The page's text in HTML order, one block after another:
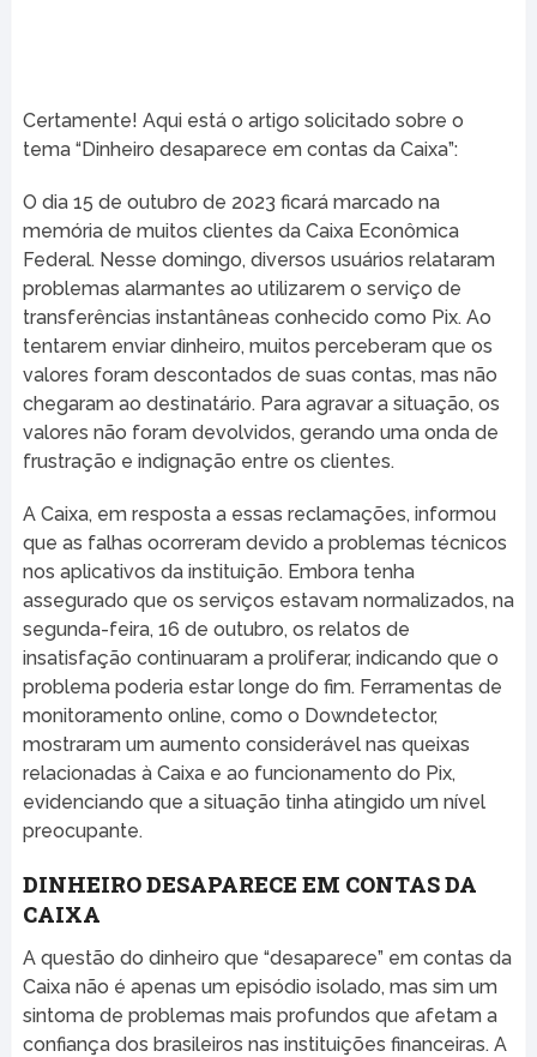
Certamente! Aqui está o artigo solicitado sobre o
tema “Dinheiro desaparece em contas da Caixa”:
O dia 15 de outubro de 2023 ficará marcado na
memória de muitos clientes da Caixa Econômica
Federal. Nesse domingo, diversos usuários relataram
problemas alarmantes ao utilizarem o serviço de
transferências instantâneas conhecido como Pix. Ao
tentarem enviar dinheiro, muitos perceberam que os
valores foram descontados de suas contas, mas não
chegaram ao destinatário. Para agravar a situação, os
valores não foram devolvidos, gerando uma onda de
frustração e indignação entre os clientes.
A Caixa, em resposta a essas reclamações, informou
que as falhas ocorreram devido a problemas técnicos
nos aplicativos da instituição. Embora tenha
assegurado que os serviços estavam normalizados, na
segunda-feira, 16 de outubro, os relatos de
insatisfação continuaram a proliferar, indicando que o
problema poderia estar longe do fim. Ferramentas de
monitoramento online, como o Downdetector,
mostraram um aumento considerável nas queixas
relacionadas à Caixa e ao funcionamento do Pix,
evidenciando que a situação tinha atingido um nível
preocupante.
DINHEIRO DESAPARECE EM CONTAS DA
CAIXA
A questão do dinheiro que “desaparece” em contas da
Caixa não é apenas um episódio isolado, mas sim um
sintoma de problemas mais profundos que afetam a
confiança dos brasileiros nas instituições financeiras. A